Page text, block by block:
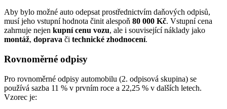
Aby bylo možné auto odepsat prostřednictvím daňových odpisů,
musí jeho vstupní hodnota činit alespoň 80 000 Kč. Vstupní cena
zahrnuje nejen kupní cenu vozu, ale i související náklady jako
montáž, doprava či technické zhodnocení.
Rovnoměrné odpisy
Pro rovnoměrné odpisy automobilu (2. odpisová skupina) se
používá sazba 11 % v prvním roce a 22,25 % v dalších letech.
Vzorec je: